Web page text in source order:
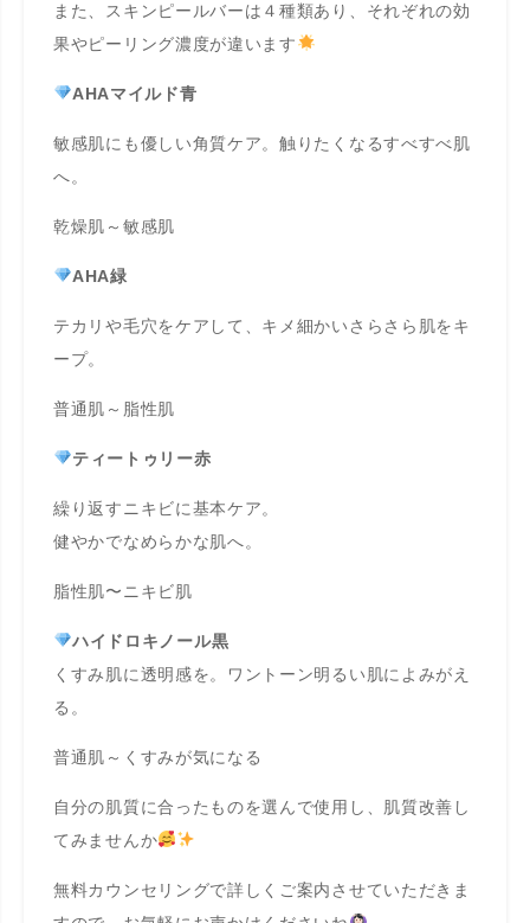
また、スキンピールバーは４種類あり、それぞれの効
果やピーリング濃度が違います
AHAマイルド青
敏感肌にも優しい角質ケア。触りたくなるすべすべ肌
へ。
乾燥肌～敏感肌
AHA緑
テカリや毛穴をケアして、キメ細かいさらさら肌をキ
ープ。
普通肌～脂性肌
ティートゥリー赤
繰り返すニキビに基本ケア。
健やかでなめらかな肌へ。
脂性肌〜ニキビ肌
ハイドロキノール黒
くすみ肌に透明感を。ワントーン明るい肌によみがえ
る。
普通肌～くすみが気になる
自分の肌質に合ったものを選んで使用し、肌質改善し
てみませんか
無料カウンセリングで詳しくご案内させていただきま